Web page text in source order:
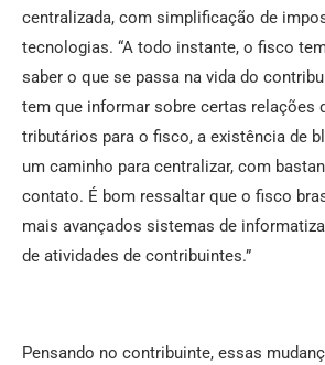
centralizada, com simplificação de
tecnologias. “A todo instante, o fisco
saber o que se passa na vida do
tem que informar sobre certas relações
tributários para o fisco, a existência de
um caminho para centralizar, com
contato. É bom ressaltar que o fisco
mais avançados sistemas de
de atividades de contribuintes.”
Pensando no contribuinte, essas